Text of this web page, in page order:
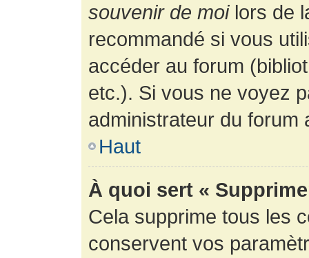
souvenir de moilors de
recommandé si vous
accéder au forum
etc.). Si vous ne voyez
administrateur du forum
Haut
À quoi sert «
Cela supprime tous les
conservent vos